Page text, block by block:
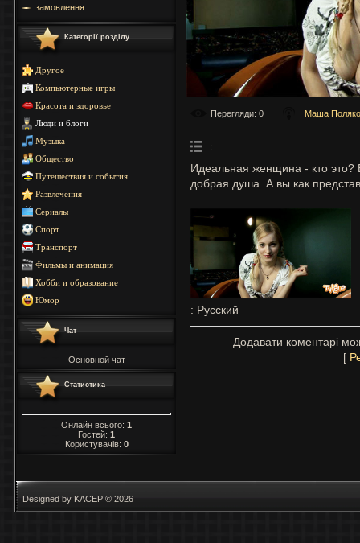
замовлення
Категорії розділу
Другое
Компьютерные игры
Красота и здоровье
Люди и блоги
Музыка
Общество
Путешествия и события
Развлечения
Сериалы
Спорт
Транспорт
Фильмы и анимация
Хобби и образование
Юмор
Чат
Основной чат
Статистика
Онлайн всього: 1
Гостей: 1
Користувачів: 0
Перегляди: 0 Маша
:
Идеальная женщина - кто это?
добрая душа. А вы как
: Русский
Додавати коментарі
[
Designed by KACEP © 2026